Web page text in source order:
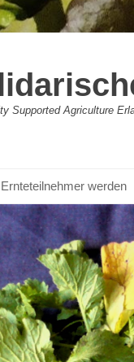
Supported Agriculture
Ernteteilnehmer werden